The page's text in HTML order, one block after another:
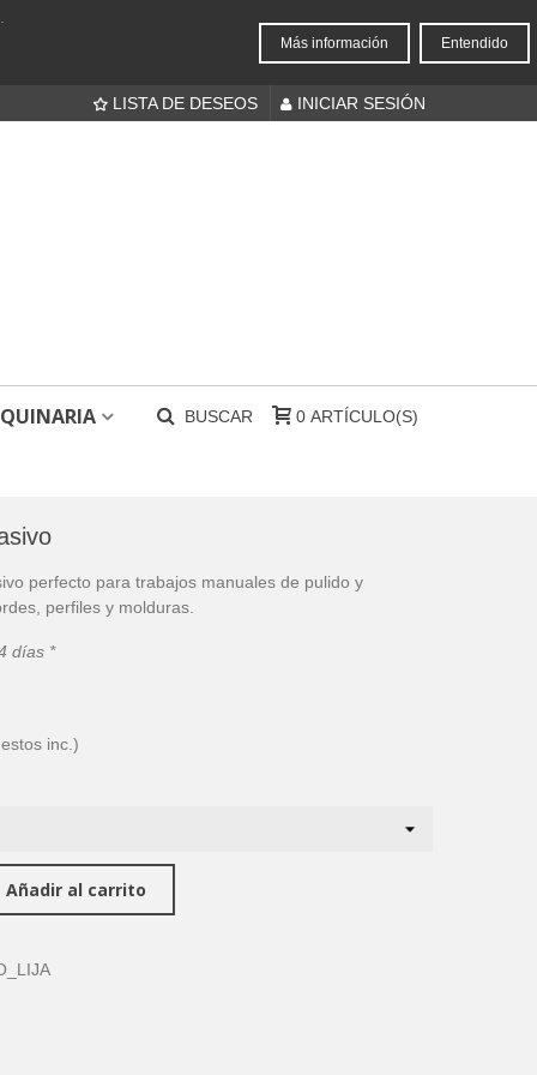
Más información Entendido
LISTA DE DESEOS INICIAR SESIÓN
BUSCAR 0 ARTÍCULO(S)
perfecto para trabajos manuales de pulido y
perfiles y molduras.
días *
inc.)
Añadir al carrito